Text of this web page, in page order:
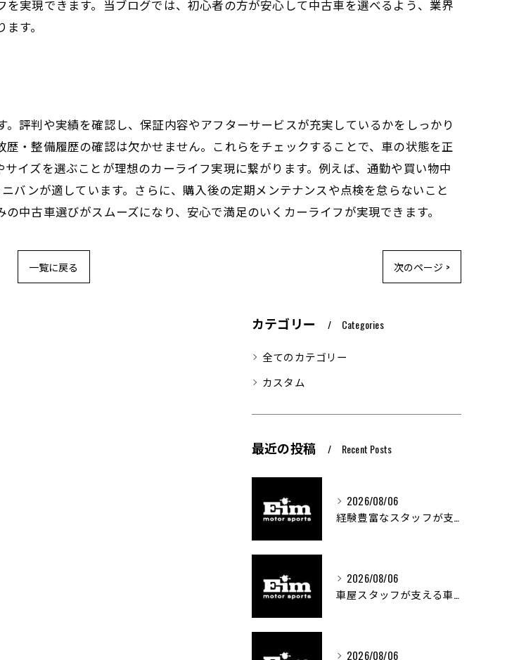
実現できます。当ブログでは、初心者の方が安心して中古車を選べるよう、業界
す。
評判や実績を確認し、保証内容やアフターサービスが充実しているかをしっかり
・整備履歴の確認は欠かせません。これらをチェックすることで、車の状態を正
イズを選ぶことが理想のカーライフ実現に繋がります。例えば、通勤や買い物中
バンが適しています。さらに、購入後の定期メンテナンスや点検を怠らないこと
中古車選びがスムーズになり、安心で満足のいくカーライフが実現できます。
一覧に戻る 次のページ >
カテゴリー Categories
全てのカテゴリー
カスタム
最近の投稿 Recent Posts
2026/08/06
経験豊富なスタッフが支える車屋のカスタム技術
2026/08/06
車屋スタッフが支える車両カスタムの魅力と技術
2026/08/06